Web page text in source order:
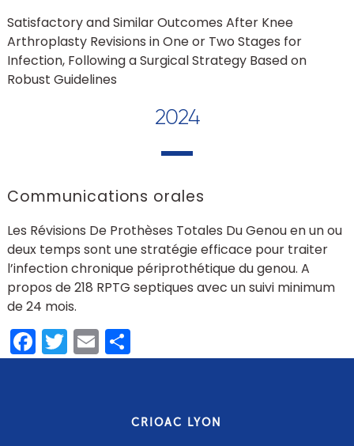
Satisfactory and Similar Outcomes After Knee
Arthroplasty Revisions in One or Two Stages for
Infection, Following a Surgical Strategy Based on
Robust Guidelines
2024
Communications orales
Les Révisions De Prothèses Totales Du Genou en un ou
deux temps sont une stratégie efficace pour traiter
l’infection chronique périprothétique du genou. A
propos de 218 RPTG septiques avec un suivi minimum
de 24 mois.
Facebook
Twitter
EmailShare
CRIOAC LYON